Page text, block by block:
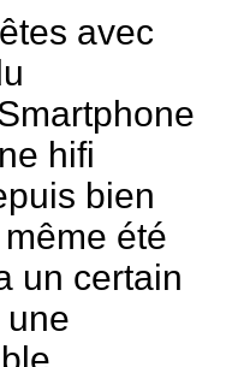
avec
hifi
bien
été
un certain